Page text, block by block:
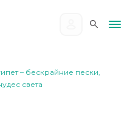
– бескрайние пески,
света